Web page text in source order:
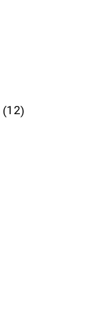
12